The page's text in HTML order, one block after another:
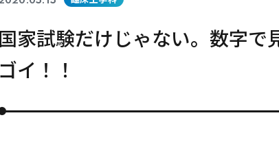
国家試験だけじゃない。数字で
ゴイ！！